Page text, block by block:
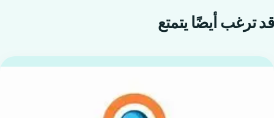
قد ترغب أيضًا يتمتع